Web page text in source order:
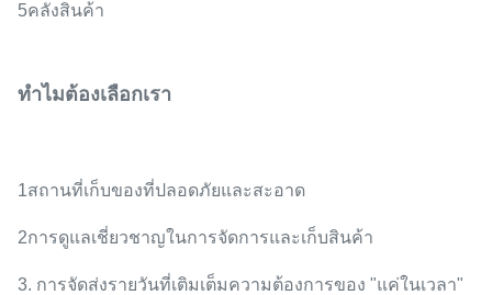
5คลังสินค้า
ทําไมต้องเลือกเรา
1สถานที่เก็บของที่ปลอดภัยและสะอาด
2การดูแลเชี่ยวชาญในการจัดการและเก็บสินค้า
3. การจัดส่งรายวันที่เติมเต็มความต้องการของ "แค่ในเวลา"